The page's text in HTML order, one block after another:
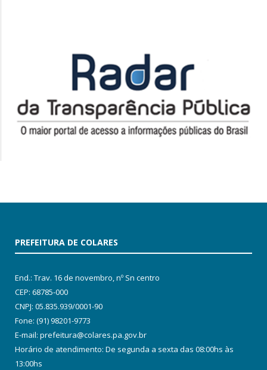
PREFEITURA DE COLARES
End.: Trav. 16 de novembro, nº Sn centro
CEP: 68785-000
CNPJ: 05.835.939/0001-90
Fone: (91) 98201-9773
E-mail: prefeitura@colares.pa.gov.br
Horário de atendimento: De segunda a sexta das 08:00hs às
13:00hs